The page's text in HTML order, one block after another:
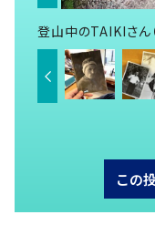
登山中のTAIKIさ
この